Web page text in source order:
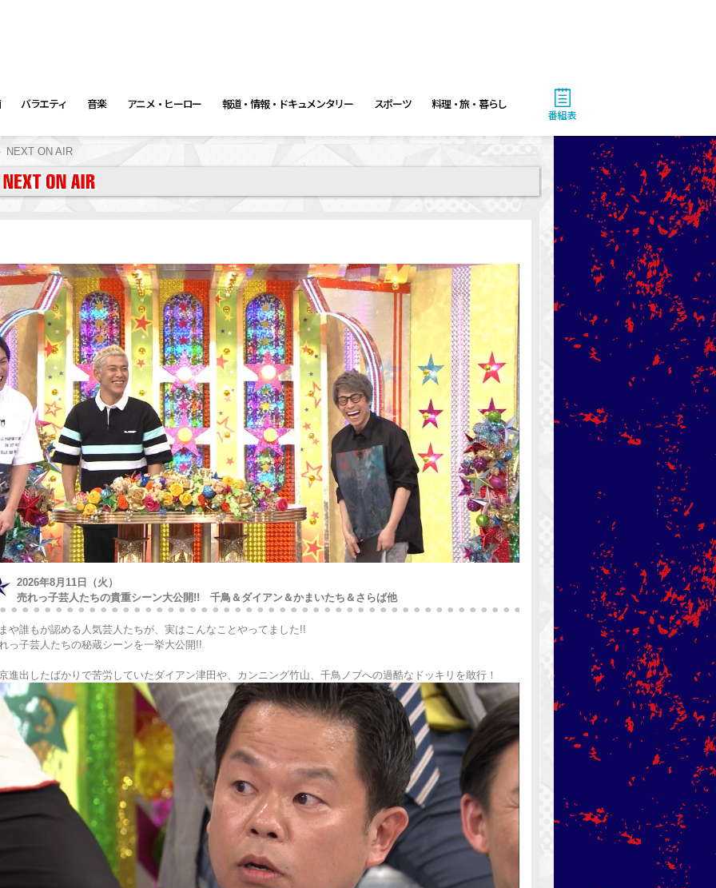
バラエティ 音楽 アニメ・ヒーロー 報道・情報・ドキュメンタリー スポーツ 料理・旅・暮らし
番組表
NEXT ON AIR
2026年8月11日（火）
売れっ子芸人たちの貴重シーン大公開!! 千鳥＆ダイアン＆かまいたち＆さらば他
や誰もが認める人気芸人たちが、実はこんなことやってました!!
っ子芸人たちの秘蔵シーンを一挙大公開!!
進出したばかりで苦労していたダイアン津田や、カンニング竹山、千鳥ノブへの過酷なドッキリを敢行！